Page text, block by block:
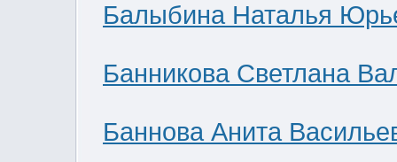
Балыбина Наталья
Банникова Светлана
Баннова Анита